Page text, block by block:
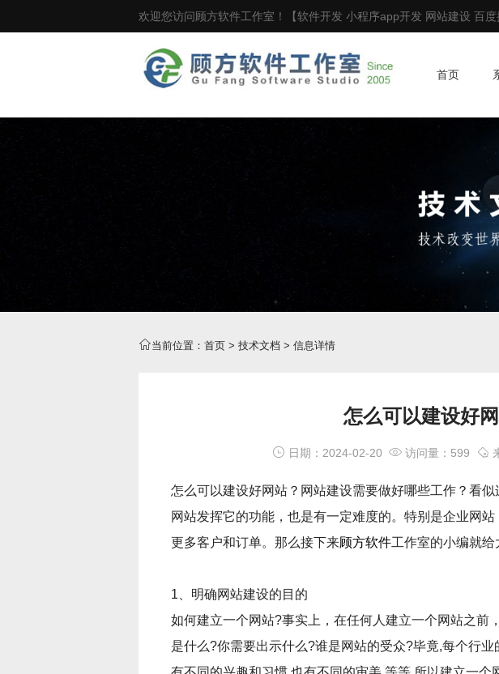
欢迎您访问顾方软件工作室！【软件开发 小程序app开发 网站建设 百度
首页
当前位置： 首页 > 技术文档 > 信息详情
怎么可以建设好
日期：2024-02-20 访问量：599
怎么可以建设好网站？网站建设需要做好哪些工作？看
网站发挥它的功能，也是有一定难度的。特别是企业网
更多客户和订单。那么接下来顾方软件工作室的小编就给
1、明确网站建设的目的
如何建立一个网站?事实上，在任何人建立一个网站之前
是什么?你需要出示什么?谁是网站的受众?毕竟,每个行